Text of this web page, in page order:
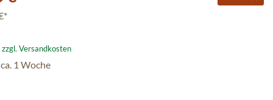
Versandkosten
1 Woche